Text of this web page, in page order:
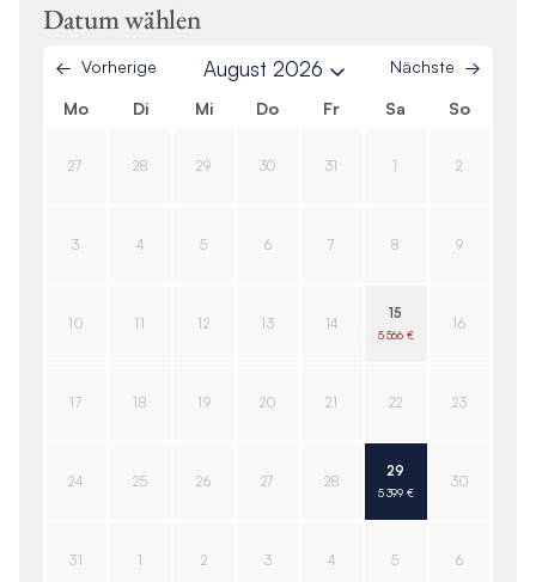
Datum wählen
Vorherige August 2026 Nächste
Mo Di Mi Do Fr Sa So
27 28 29 30 31 1 2
3 4 5 6 7 8 9
10 11 12 13 14
15
5 566 €
16
17 18 19 20 21 22 23
24 25 26 27 28
29
5 399 €
30
31 1 2 3 4 5 6